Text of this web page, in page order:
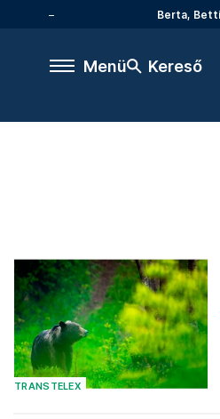
Berta,
Menü Kereső
TRANSTELEX